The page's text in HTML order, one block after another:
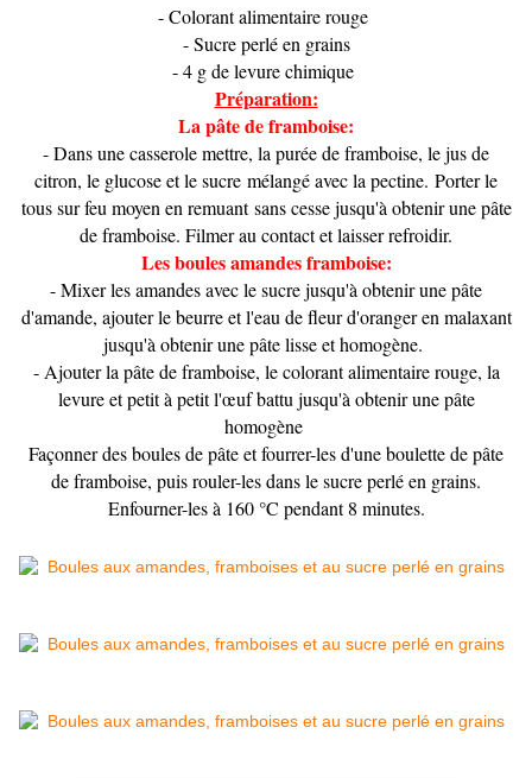
- Colorant alimentaire rouge
- Sucre perlé en grains
- 4 g de levure chimique
Préparation:
La pâte de framboise:
- Dans une casserole mettre, la purée de framboise, le jus de
citron, le glucose et le sucre mélangé avec la pectine. Porter le
tous sur feu moyen en remuant sans cesse jusqu'à obtenir une pâte
de framboise. Filmer au contact et laisser refroidir.
Les boules amandes framboise:
- Mixer les amandes avec le sucre jusqu'à obtenir une pâte
d'amande, ajouter le beurre et l'eau de fleur d'oranger en malaxant
jusqu'à obtenir une pâte lisse et homogène.
- Ajouter la pâte de framboise, le colorant alimentaire rouge, la
levure et petit à petit l'œuf battu jusqu'à obtenir une pâte
homogène
Façonner des boules de pâte et fourrer-les d'une boulette de pâte
de framboise, puis rouler-les dans le sucre perlé en grains.
Enfourner-les à 160 °C pendant 8 minutes.